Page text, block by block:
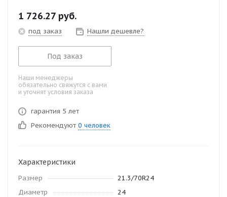
1 726.27 руб.
под заказ Нашли дешевле?
Под заказ
Наши менеджеры
обязательно свяжутся с вами
и уточнят условия заказа
гарантия 5 лет
Рекомендуют 0 человек
Характеристики
Размер
21.3/70R24
Диаметр
24